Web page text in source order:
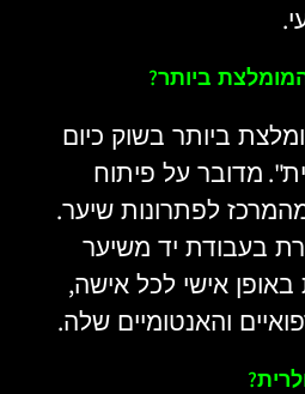
.
ביותר?
ביותר בשוק כיום
". מדובר על פיתוח
לפתרונות שיער.
בעבודת יד משיער
אישי לכל אישה,
והאנטומיים שלה.
?